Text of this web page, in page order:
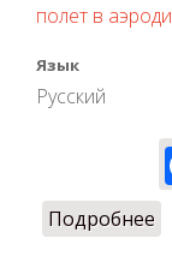
полет в
Язык
Русский
Подробнее